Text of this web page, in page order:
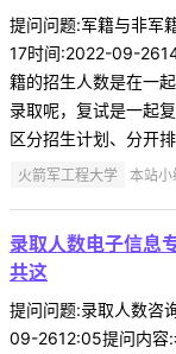
提问问题:军籍与非军
17时间:2022-09-
籍的招生人数是在一
录取呢，复试是一起
区分招生计划、分开
火箭军工程大学 本站
录取人数电子信息
共这
提问问题:录取人数咨
09-2612:05提问内容: